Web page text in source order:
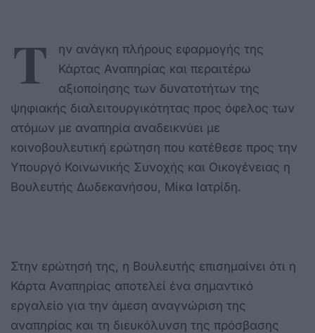
Τ
ην ανάγκη πλήρους εφαρμογής της
Κάρτας Αναπηρίας και περαιτέρω
αξιοποίησης των δυνατοτήτων της
ψηφιακής διαλειτουργικότητας προς όφελος των
ατόμων με αναπηρία αναδεικνύει με
κοινοβουλευτική ερώτηση που κατέθεσε προς την
Υπουργό Κοινωνικής Συνοχής και Οικογένειας η
Βουλευτής Δωδεκανήσου, Μίκα Ιατρίδη.
Στην ερώτησή της, η Βουλευτής επισημαίνει ότι η
Κάρτα Αναπηρίας αποτελεί ένα σημαντικό
εργαλείο για την άμεση αναγνώριση της
αναπηρίας και τη διευκόλυνση της πρόσβασης